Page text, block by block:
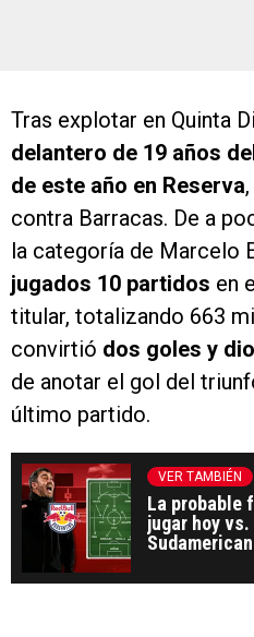
Tras explotar en Quinta
delantero de 19 años
de este año en Reserva
contra Barracas. De a
la categoría de Marcelo
jugados 10 partidos en
titular, totalizando 663
convirtió dos goles y
de anotar el gol del
último partido.
VER TAMBIÉN
La probable
jugar hoy